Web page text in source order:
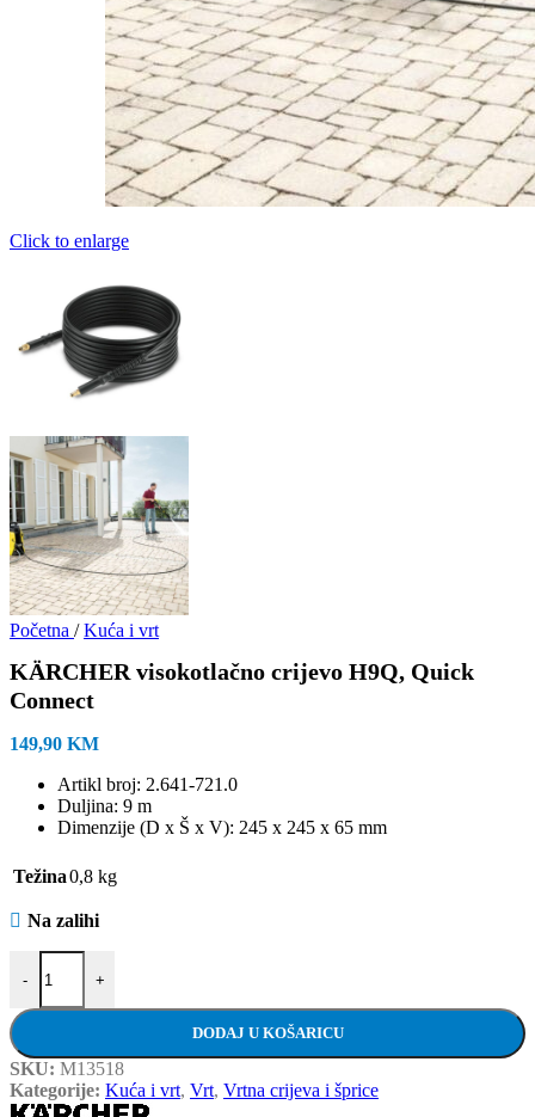
Click to enlarge
Početna / Kuća i vrt
KÄRCHER visokotlačno crijevo H9Q, Quick
Connect
149,90 KM
Artikl broj: 2.641-721.0
Duljina: 9 m
Dimenzije (D x Š x V): 245 x 245 x 65 mm
Težina0,8 kg
Na zalihi
-
KÄRCHER visokotlačno crijevo H9Q, Quick Connect količina
+
DODAJ U KOŠARICU
SKU: M13518
Kategorije: Kuća i vrt, Vrt, Vrtna crijeva i šprice